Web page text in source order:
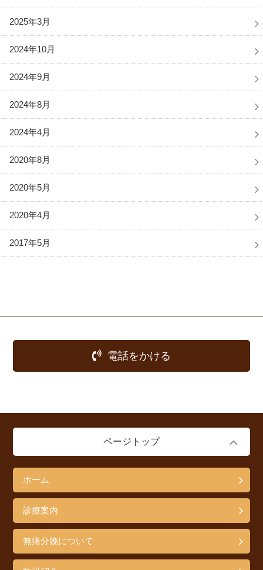
2025年3月
2024年10月
2024年9月
2024年8月
2024年4月
2020年8月
2020年5月
2020年4月
2017年5月
電話をかける
ページトップ
ホーム
診療案内
無痛分娩について